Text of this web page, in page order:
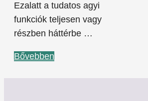
Ezalatt a tudatos agyi
funkciók teljesen vagy
részben háttérbe …
Bővebben